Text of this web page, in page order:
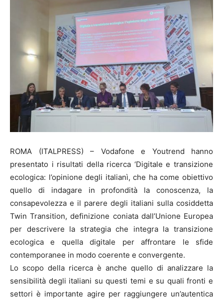
ROMA (ITALPRESS) – Vodafone e Youtrend hanno
presentato i risultati della ricerca ‘Digitale e transizione
ecologica: l’opinione degli italianì, che ha come obiettivo
quello di indagare in profondità la conoscenza, la
consapevolezza e il parere degli italiani sulla cosiddetta
Twin Transition, definizione coniata dall’Unione Europea
per descrivere la strategia che integra la transizione
ecologica e quella digitale per affrontare le sfide
contemporanee in modo coerente e convergente.
Lo scopo della ricerca è anche quello di analizzare la
sensibilità degli italiani su questi temi e su quali fronti e
settori è importante agire per raggiungere un’autentica